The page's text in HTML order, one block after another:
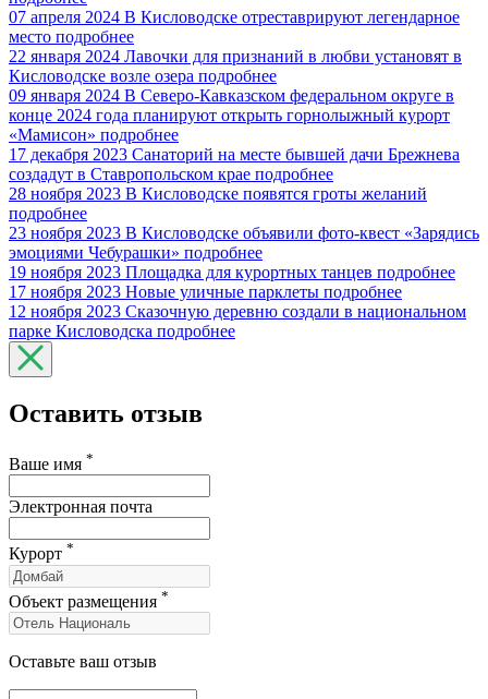
07 апреля 2024 В Кисловодске отреставрируют легендарное
место подробнее
22 января 2024 Лавочки для признаний в любви установят в
Кисловодске возле озера подробнее
09 января 2024 В Северо-Кавказском федеральном округе в
конце 2024 года планируют открыть горнолыжный курорт
«Мамисон» подробнее
17 декабря 2023 Санаторий на месте бывшей дачи Брежнева
создадут в Ставропольском крае подробнее
28 ноября 2023 В Кисловодске появятся гроты желаний
подробнее
23 ноября 2023 В Кисловодске объявили фото-квест «Зарядись
эмоциями Чебурашки» подробнее
19 ноября 2023 Площадка для курортных танцев подробнее
17 ноября 2023 Новые уличные парклеты подробнее
12 ноября 2023 Сказочную деревню создали в национальном
парке Кисловодска подробнее
Оставить отзыв
Ваше имя *
Электронная почта
Курорт *
Объект размещения *
Оставьте ваш отзыв